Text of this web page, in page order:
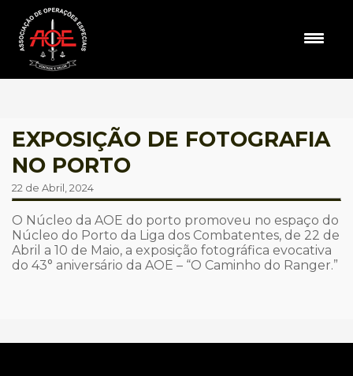
EXPOSIÇÃO DE FOTOGRAFIA
NO PORTO
22 de Abril, 2024
O Núcleo da AOE do porto promoveu no espaço do
Núcleo do Porto da Liga dos Combatentes, de 22 de
Abril a 10 de Maio, a exposição fotográfica evocativa
do 43° aniversário da AOE – “O Caminho do Ranger.”